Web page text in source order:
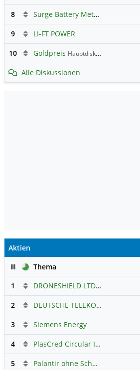
8 Surge Battery Metals - Forum
9 LI-FT POWER
10 Goldpreis Hauptdiskussion
Alle Diskussionen
Aktien
PauseThema
1
DRONESHIELD LTDHauptdiskussion
2 DEUTSCHE TELEKOM
3 Siemens Energy
4 PlasCred Circular Innovations
5 Palantir ohne Schnickschnack